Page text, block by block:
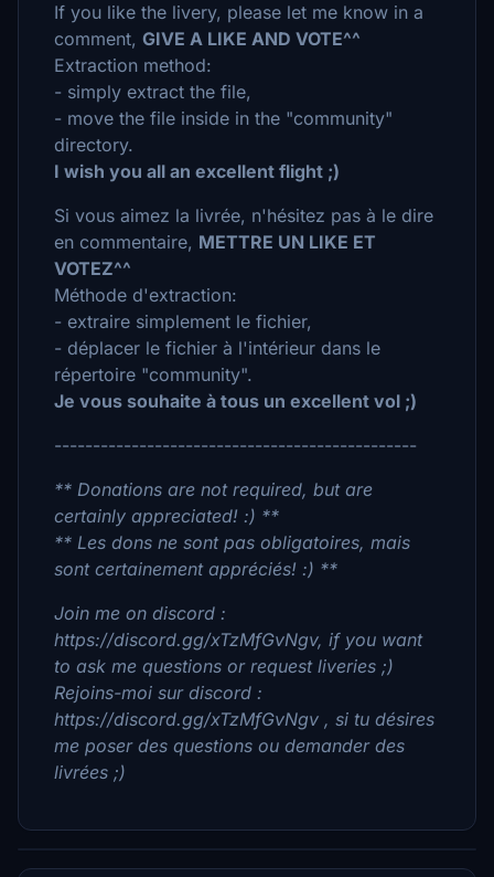
If you like the livery, please let me know in a
comment, GIVE A LIKE AND VOTE^^
Extraction method:
- simply extract the file,
- move the file inside in the "community"
directory.
I wish you all an excellent flight ;)
Si vous aimez la livrée, n'hésitez pas à le dire
en commentaire, METTRE UN LIKE ET
VOTEZ^^
Méthode d'extraction:
- extraire simplement le fichier,
- déplacer le fichier à l'intérieur dans le
répertoire "community".
Je vous souhaite à tous un excellent vol ;)
-----------------------------------------------
** Donations are not required, but are
certainly appreciated! :) **
** Les dons ne sont pas obligatoires, mais
sont certainement appréciés! :) **
Join me on discord :
https://discord.gg/xTzMfGvNgv, if you want
to ask me questions or request liveries ;)
Rejoins-moi sur discord :
https://discord.gg/xTzMfGvNgv , si tu désires
me poser des questions ou demander des
livrées ;)